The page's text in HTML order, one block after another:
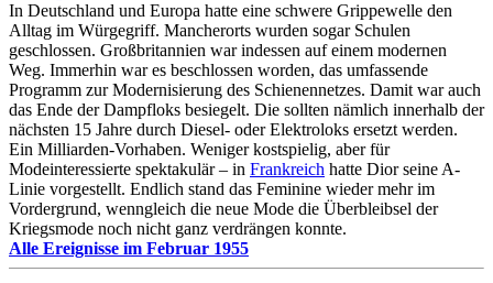
In Deutschland und Europa hatte eine schwere Grippewelle den
Alltag im Würgegriff. Mancherorts wurden sogar Schulen
geschlossen. Großbritannien war indessen auf einem modernen
Weg. Immerhin war es beschlossen worden, das umfassende
Programm zur Modernisierung des Schienennetzes. Damit war auch
das Ende der Dampfloks besiegelt. Die sollten nämlich innerhalb der
nächsten 15 Jahre durch Diesel- oder Elektroloks ersetzt werden.
Ein Milliarden-Vorhaben. Weniger kostspielig, aber für
Modeinteressierte spektakulär – in Frankreich hatte Dior seine A-
Linie vorgestellt. Endlich stand das Feminine wieder mehr im
Vordergrund, wenngleich die neue Mode die Überbleibsel der
Kriegsmode noch nicht ganz verdrängen konnte.
Alle Ereignisse im Februar 1955